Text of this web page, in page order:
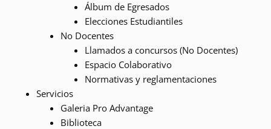
Álbum de Egresados
Elecciones Estudiantiles
No Docentes
Llamados a concursos (No Docentes)
Espacio Colaborativo
Normativas y reglamentaciones
Servicios
Galeria Pro Advantage
Biblioteca